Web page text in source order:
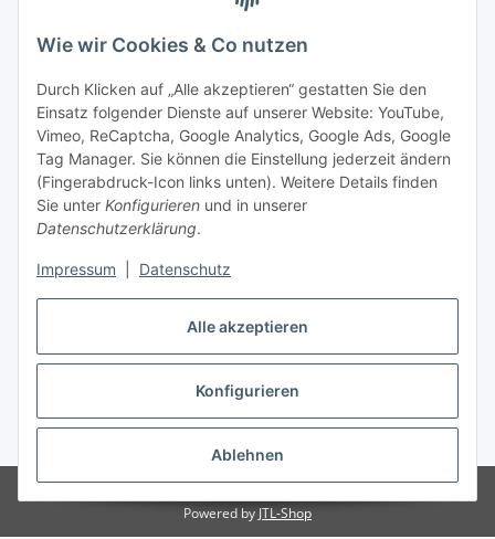
Alle akzeptieren
Konfigurieren
Ablehnen
Wie wir Cookies & Co nutzen
Durch Klicken auf „Alle akzeptieren“ gestatten Sie den
Einsatz folgender Dienste auf unserer Website: YouTube,
Vimeo, ReCaptcha, Google Analytics, Google Ads, Google
Tag Manager. Sie können die Einstellung jederzeit ändern
(Fingerabdruck-Icon links unten). Weitere Details finden
Sie unter Konfigurieren und in unserer
Datenschutzerklärung.
Impressum Datenschutz
Versand
Vertrag widerrufen
Powered by JTL-Shop